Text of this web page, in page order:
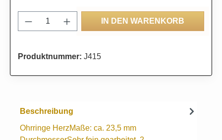
Produkt Anzahl: Gib den gewünschten
IN DEN WARENKORB
Produktnummer: J415
Beschreibung
Ohrringe HerzMaße: ca. 23,5 mm